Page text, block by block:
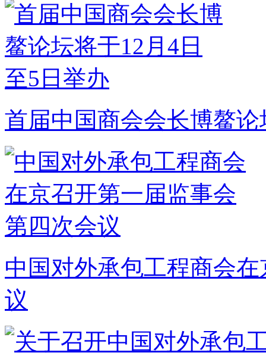
首届中国商会会长博鳌
中国对外承包工程商会
议